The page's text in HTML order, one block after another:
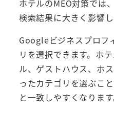
ホテルのMEO対策では
検索結果に大きく影響し
Googleビジネスプロフ
リを選択できます。ホ
ル、ゲストハウス、ホ
ったカテゴリを選ぶこ
と一致しやすくなります